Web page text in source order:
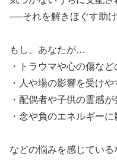
​──それを解きほぐす助
​もし、あなたが…
・トラウマや心の傷な
・人や場の影響を受けや
・配偶者や子供の霊感
・念や負のエネルギー
などの悩みを感じている